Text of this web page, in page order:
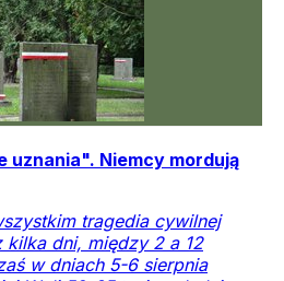
uznania". Niemcy mordują
tragedia cywilnej
kilka dni, między 2 a 12
w dniach 5-6 sierpnia